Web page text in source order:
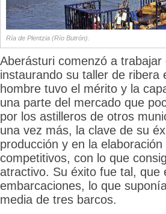
Ría de Plentzia (Río Butrón).
Aberásturi comenzó a
instaurando su taller de ribera
hombre tuvo el mérito y la
una parte del mercado que
por los astilleros de otros
una vez más, la clave de su
producción y en la
competitivos, con lo que
atractivo. Su éxito fue tal, que
embarcaciones, lo que
media de tres barcos.